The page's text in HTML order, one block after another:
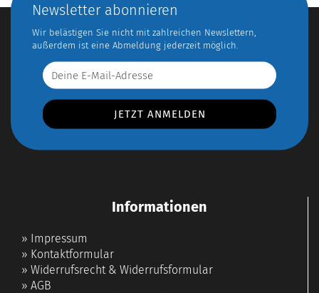
Newsletter abonnieren
Wir belästigen Sie nicht mit zahlreichen Newslettern,
außerdem ist eine Abmeldung jederzeit möglich.
Informationen
» Impressum
» Kontaktformular
» Widerrufsrecht & Widerrufsformular
» AGB